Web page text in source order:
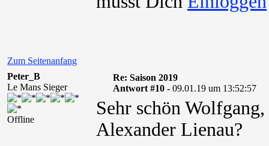
Zum Seitenanfang
Peter_B
Le Mans Sieger
Offline
Re: Saison 2019
Antwort #10 - 09.01.19 um 13:52:57
Sehr schön
Alexander Lienau?